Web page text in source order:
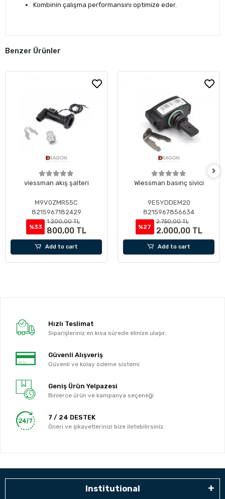
Kombinin çalışma performansını optimize eder.
Benzer Ürünler
viessman akış şalteri
M9V0ZMR55C
8215967182429
%33
1.200,00 TL
800,00 TL
Add to cart
Wiessman basınç sivici
9E5YDDEM20
8215967856634
%27
2.750,00 TL
2.000,00 TL
Add to cart
Hızlı Teslimat
Siparişleriniz en kısa sürede elinize ulaşır.
Güvenli Alışveriş
Güvenli ve kolay ödeme sistemi
Geniş Ürün Yelpazesi
Binlerce ürün ve kampanya seçeneği
7 / 24 DESTEK
Öneri ve şikayetlerinizi bize iletebilirsiniz.
Institutional